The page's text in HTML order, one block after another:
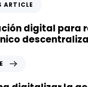
ARTICLE
digital para